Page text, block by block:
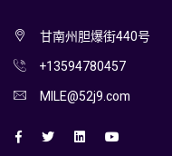
甘南州胆爆街440号
+13594780457
MILE@52j9.com